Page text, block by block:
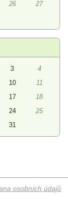
26
27
3
4
10
11
17
18
24
25
31
osobních údajů